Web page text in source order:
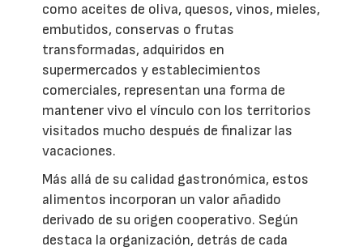
como aceites de oliva, quesos, vinos, mieles,
embutidos, conservas o frutas
transformadas, adquiridos en
supermercados y establecimientos
comerciales, representan una forma de
mantener vivo el vínculo con los territorios
visitados mucho después de finalizar las
vacaciones.
Más allá de su calidad gastronómica, estos
alimentos incorporan un valor añadido
derivado de su origen cooperativo. Según
destaca la organización, detrás de cada